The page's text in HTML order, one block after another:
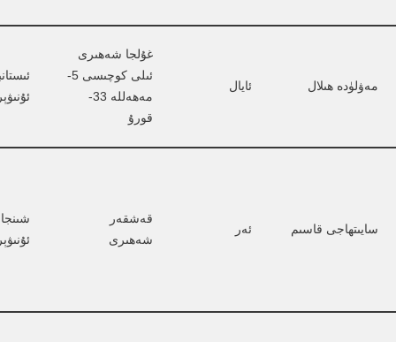
مەۋلۈدە ھىلال ئايال
غۇلجا شەھىرى
ئىلى كوچىسى 5-
مەھەللە 33-
قورۇ
سايىتھاجى قاسىم ئەر
قەشقەر
شەھىرى